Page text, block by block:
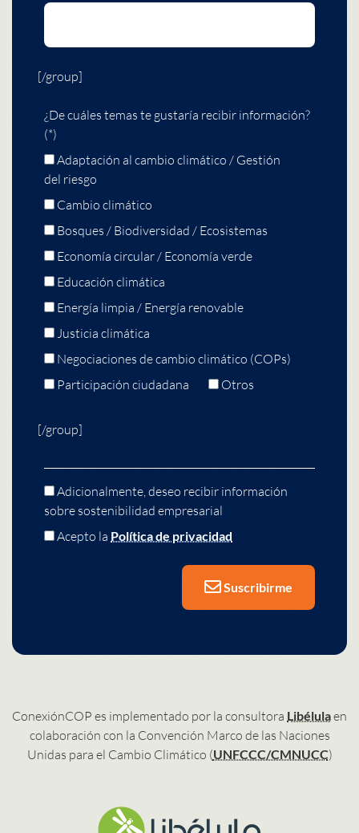
[/group]
¿De cuáles temas te gustaría recibir información?
(*)
Adaptación al cambio climático / Gestión
del riesgo
Cambio climático
Bosques / Biodiversidad / Ecosistemas
Economía circular / Economía verde
Educación climática
Energía limpia / Energía renovable
Justicia climática
Negociaciones de cambio climático (COPs)
Participación ciudadana
Otros
[/group]
Adicionalmente, deseo recibir información
sobre sostenibilidad empresarial
Acepto la Política de privacidad
Suscribirme
ConexiónCOP es implementado por la consultora Libélulaen
colaboración con la Convención Marco de las Naciones
Unidas para el Cambio Climático (UNFCCC/CMNUCC)